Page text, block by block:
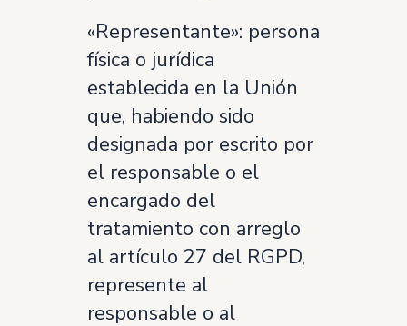
«Representante»: persona
física o jurídica
establecida en la Unión
que, habiendo sido
designada por escrito por
el responsable o el
encargado del
tratamiento con arreglo
al artículo 27 del RGPD,
represente al
responsable o al